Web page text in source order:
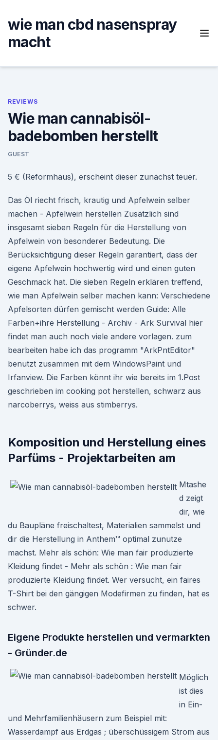
content
wie man cbd nasenspray
macht
REVIEWS
Wie man cannabisöl-
badebomben herstellt
GUEST
5 € (Reformhaus), erscheint dieser zunächst teuer.
Das Öl riecht frisch, krautig und Apfelwein selber
machen - Apfelwein herstellen Zusätzlich sind
insgesamt sieben Regeln für die Herstellung von
Apfelwein von besonderer Bedeutung. Die
Berücksichtigung dieser Regeln garantiert, dass der
eigene Apfelwein hochwertig wird und einen guten
Geschmack hat. Die sieben Regeln erklären treffend,
wie man Apfelwein selber machen kann: Verschiedene
Apfelsorten dürfen gemischt werden Guide: Alle
Farben+ihre Herstellung - Archiv - Ark Survival hier
findet man auch noch viele andere vorlagen. zum
bearbeiten habe ich das programm "ArkPntEditor"
benutzt zusammen mit dem WindowsPaint und
Irfanview. Die Farben könnt ihr wie bereits im 1.Post
geschrieben im cooking pot herstellen, schwarz aus
narcoberrys, weiss aus stimberrys.
Komposition und Herstellung eines
Parfüms - Projektarbeiten am
Mtashe
d zeigt
dir, wie
du Baupläne freischaltest, Materialien sammelst und
dir die Herstellung in Anthem™ optimal zunutze
machst. Mehr als schön: Wie man fair produzierte
Kleidung findet - Mehr als schön : Wie man fair
produzierte Kleidung findet. Wer versucht, ein faires
T-Shirt bei den gängigen Modefirmen zu finden, hat es
schwer.
Eigene Produkte herstellen und vermarkten
- Gründer.de
Möglich
ist dies
in Ein-
und Mehrfamilienhäusern zum Beispiel mit:
Wasserdampf aus Erdgas ; überschüssigem Strom aus